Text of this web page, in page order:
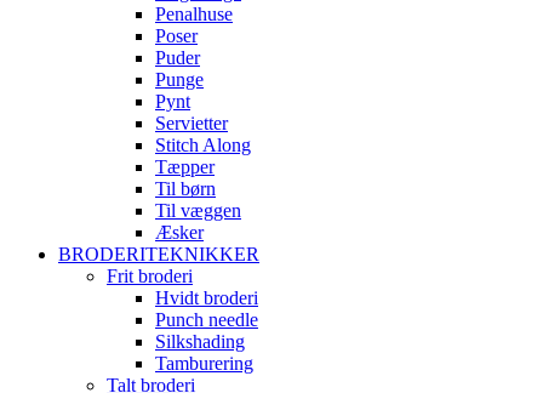
Penalhuse
Poser
Puder
Punge
Pynt
Servietter
Stitch Along
Tæpper
Til børn
Til væggen
Æsker
BRODERITEKNIKKER
Frit broderi
Hvidt broderi
Punch needle
Silkshading
Tamburering
Talt broderi